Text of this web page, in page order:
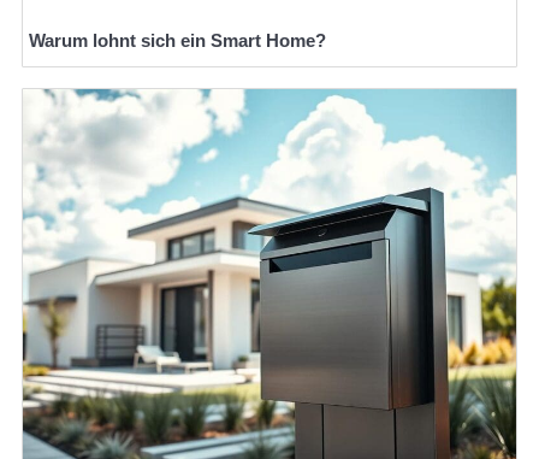
Warum lohnt sich ein Smart Home?